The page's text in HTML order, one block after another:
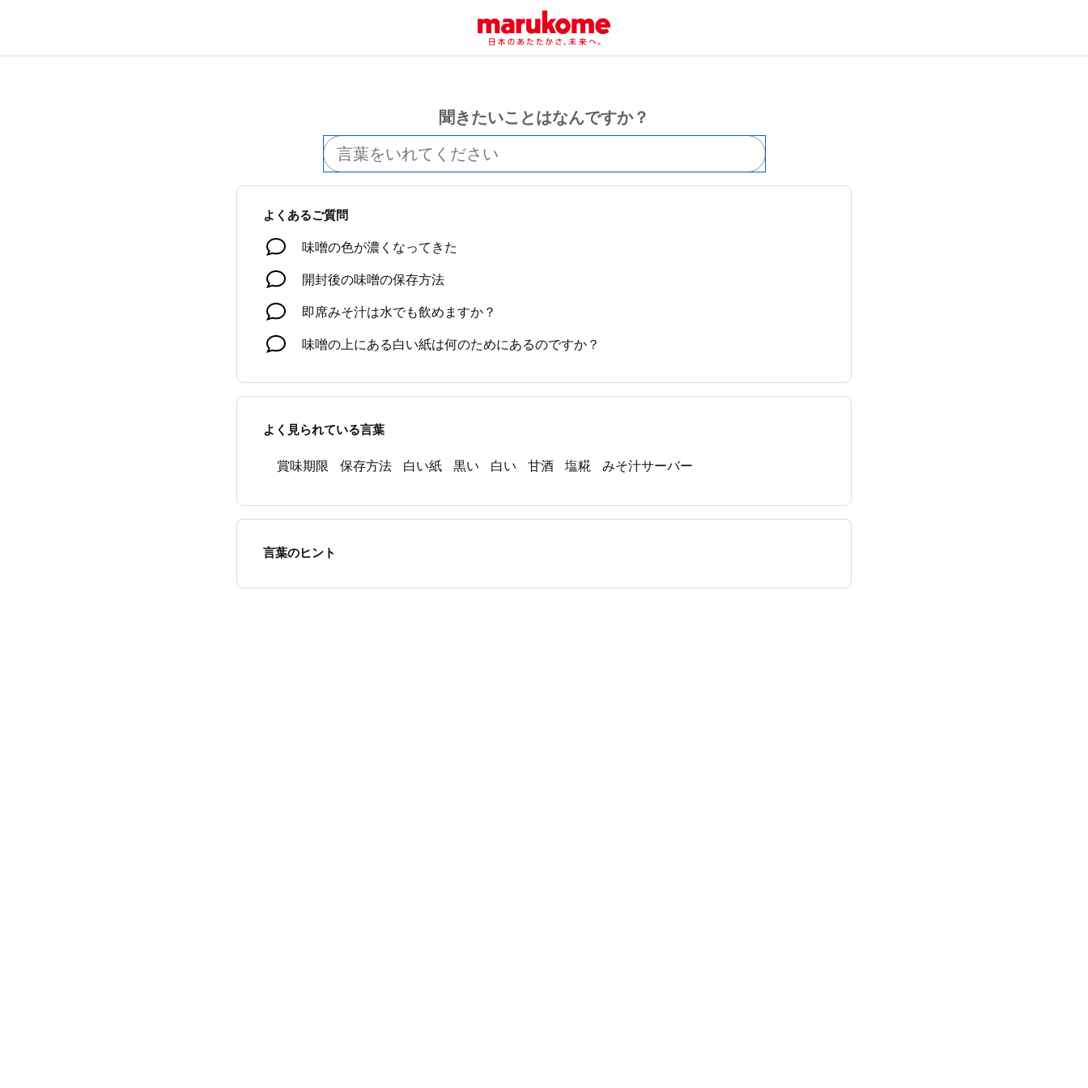
聞きたいことはなんですか？
よくあるご質問
味噌の色が濃くなってきた
開封後の味噌の保存方法
即席みそ汁は水でも飲めますか？
味噌の上にある白い紙は何のためにあるのですか？
よく見られている言葉
賞味期限 保存方法 白い紙 黒い 白い 甘酒 塩糀 みそ汁サーバー
言葉のヒント